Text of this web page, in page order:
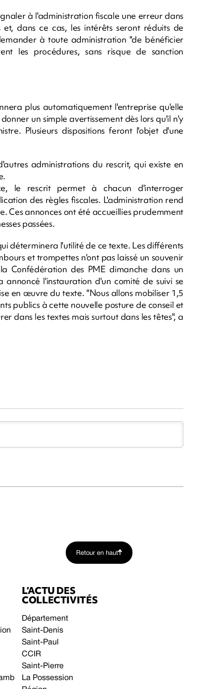
à l'administration fiscale une erreur dans
dans ce cas, les intérêts seront réduits de
à toute administration "de bénéficier
les procédures, sans risque de sanction
plus automatiquement l'entreprise qu'elle
un simple avertissement dès lors qu'il n'y
Plusieurs dispositions feront l'objet d'une
administrations du rescrit, qui existe en
le rescrit permet à chacun d'interroger
des règles fiscales. L'administration rend
Ces annonces ont été accueillies prudemment
passées.
déterminera l'utilité de ce texte. Les différents
et trompettes n'ont pas laissé un souvenir
Confédération des PME dimanche dans un
l'instauration d'un comité de suivi se
en œuvre du texte. "Nous allons mobiliser 1,5
publics à cette nouvelle posture de conseil et
dans les textes mais surtout dans les têtes", a
Retour en haut
L’ACTU DES
COLLECTIVITÉS
Département
Saint-Denis
Saint-Paul
CCIR
Saint-Pierre
La Possession